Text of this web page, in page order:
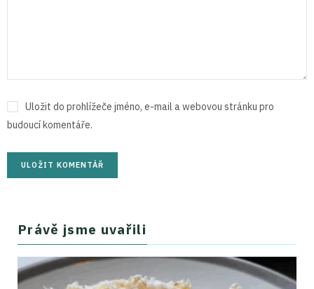
Uložit do prohlížeče jméno, e-mail a webovou stránku pro
budoucí komentáře.
Právě jsme uvařili